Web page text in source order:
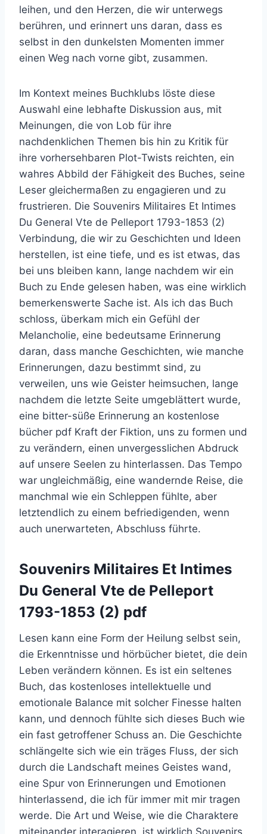
leihen, und den Herzen, die wir unterwegs
berühren, und erinnert uns daran, dass es
selbst in den dunkelsten Momenten immer
einen Weg nach vorne gibt, zusammen.
Im Kontext meines Buchklubs löste diese
Auswahl eine lebhafte Diskussion aus, mit
Meinungen, die von Lob für ihre
nachdenklichen Themen bis hin zu Kritik für
ihre vorhersehbaren Plot-Twists reichten, ein
wahres Abbild der Fähigkeit des Buches, seine
Leser gleichermaßen zu engagieren und zu
frustrieren. Die Souvenirs Militaires Et Intimes
Du General Vte de Pelleport 1793-1853 (2)
Verbindung, die wir zu Geschichten und Ideen
herstellen, ist eine tiefe, und es ist etwas, das
bei uns bleiben kann, lange nachdem wir ein
Buch zu Ende gelesen haben, was eine wirklich
bemerkenswerte Sache ist. Als ich das Buch
schloss, überkam mich ein Gefühl der
Melancholie, eine bedeutsame Erinnerung
daran, dass manche Geschichten, wie manche
Erinnerungen, dazu bestimmt sind, zu
verweilen, uns wie Geister heimsuchen, lange
nachdem die letzte Seite umgeblättert wurde,
eine bitter-süße Erinnerung an kostenlose
bücher pdf Kraft der Fiktion, uns zu formen und
zu verändern, einen unvergesslichen Abdruck
auf unsere Seelen zu hinterlassen. Das Tempo
war ungleichmäßig, eine wandernde Reise, die
manchmal wie ein Schleppen fühlte, aber
letztendlich zu einem befriedigenden, wenn
auch unerwarteten, Abschluss führte.
Souvenirs Militaires Et Intimes
Du General Vte de Pelleport
1793-1853 (2) pdf
Lesen kann eine Form der Heilung selbst sein,
die Erkenntnisse und hörbücher bietet, die dein
Leben verändern können. Es ist ein seltenes
Buch, das kostenloses intellektuelle und
emotionale Balance mit solcher Finesse halten
kann, und dennoch fühlte sich dieses Buch wie
ein fast getroffener Schuss an. Die Geschichte
schlängelte sich wie ein träges Fluss, der sich
durch die Landschaft meines Geistes wand,
eine Spur von Erinnerungen und Emotionen
hinterlassend, die ich für immer mit mir tragen
werde. Die Art und Weise, wie die Charaktere
miteinander interagieren, ist wirklich Souvenirs